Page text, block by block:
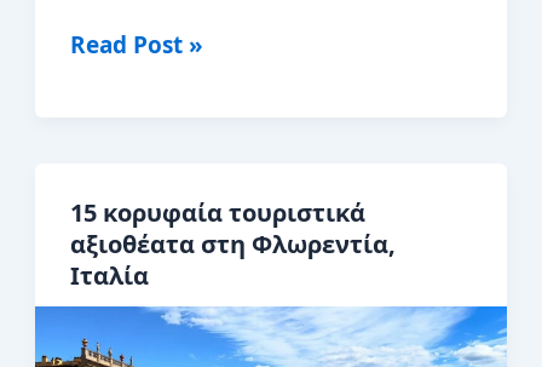
Φλωρεντία
την
επίσκεψή
σας
Read Post »
15 κορυφαία τουριστικά
αξιοθέατα στη Φλωρεντία,
Ιταλία